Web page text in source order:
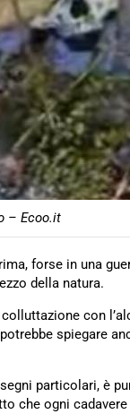
– Ecoo.it
forse in una
della natura.
con
spiegare
particolari, è
che ogni